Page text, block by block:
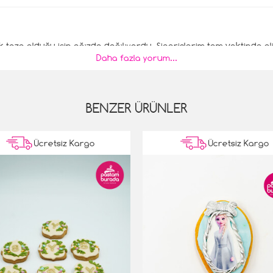
olduğu için ağızda dağılıyordu. Siparişlerim tam vaktinde
lezzetliydi. Görseli kadar tadı da mükemmel. Kızımın doğum
Daha fazla yorum...
BENZER ÜRÜNLER
Ücretsiz Kargo Ücretsiz Kargo